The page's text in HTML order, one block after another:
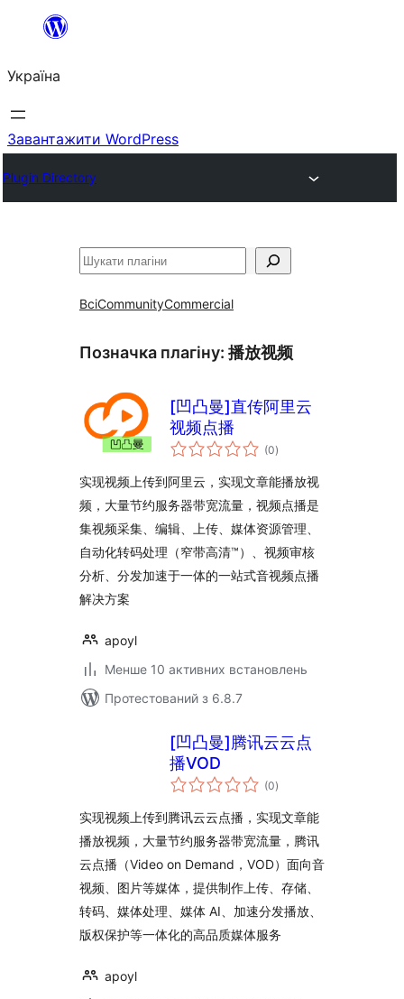
Перейти
вмісту
Україна
Завантажити WordPress
Plugin Directory
Пошук
ВсіCommunityCommercial
Позначка плагіну: 播放视频
[凹凸曼]直传阿里云
视频点播
(0загальний
рейтинг
)
实现视频上传到阿里云，实现文章能播放视
频，大量节约服务器带宽流量，视频点播是
集视频采集、编辑、上传、媒体资源管理、
自动化转码处理（窄带高清™）、视频审核
分析、分发加速于一体的一站式音视频点播
解决方案
apoyl
Менше 10 активних встановлень
Протестований з 6.8.7
[凹凸曼]腾讯云云点
播VOD
(0загальний
рейтинг
)
实现视频上传到腾讯云云点播，实现文章能
播放视频，大量节约服务器带宽流量，腾讯
云点播（Video on Demand，VOD）面向音
视频、图片等媒体，提供制作上传、存储、
转码、媒体处理、媒体 AI、加速分发播放、
版权保护等一体化的高品质媒体服务
apoyl